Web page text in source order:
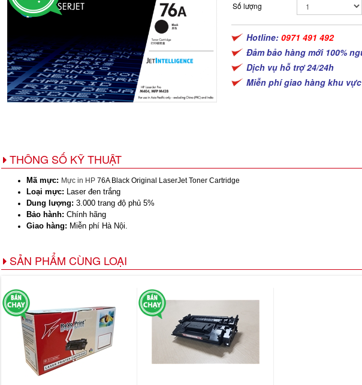
Số lượng
Hotline:0971 491 492
Đảm bảo hàng mới 100%
Dịch vụ hỗ trợ 24/24h
Miễn phí giao hàng khu
THÔNG SỐ KỸ THUẬT
Mã mực: Mực in HP76A Black Original LaserJet Toner Cartridge
Loại mực: Laser đen trắng
Dung lượng: 3.000 trang độ phủ 5%
Bảo hành: Chính hãng
Giao hàng: Miễn phí Hà Nội.
SẢN PHẨM CÙNG LOẠI